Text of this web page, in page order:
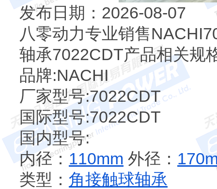
发布日期：2026-08-07
八零动力专业销售
轴承7022CDT产品相关规
品牌:NACHI
厂家型号:7022CDT
国际型号:7022CDT
国内型号:
内径： 110mm 外径：
类型： 角接触球轴承